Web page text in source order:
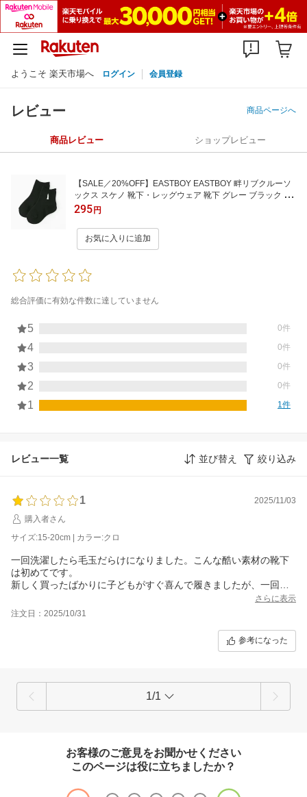
ようこそ 楽天市場へ ログイン 会員登録
レビュー 商品ページへ
商品レビュー ショップレビュー
【SALE／20%OFF】EASTBOY EASTBOY 畔リブクルーソ
ックス スケノ 靴下・レッグウェア 靴下 グレー ブラック ネ
イビー ホワイト
295円
お気に入りに追加
総合評価に有効な件数に達していません
5 0件
4 0件
3 0件
2 0件
1 1件
レビュー一覧 並び替え 絞り込み
1
2025/11/03
購入者さん
サイズ:15-20cm | カラー:クロ
一回洗濯したら毛玉だらけになりました。こんな酷い素材の靴下
は初めてです。
新しく買ったばかりに子どもがすぐ喜んで履きましたが、一回で
デザインが気に入ったのに残念です。
さらに表示
注文日：2025/10/31
参考になった
1/1
お客様のご意見をお聞かせください
このページは役に立ちましたか？